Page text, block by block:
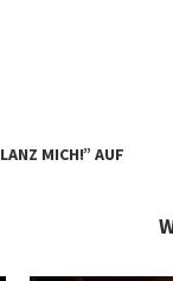
MICH!” AUF